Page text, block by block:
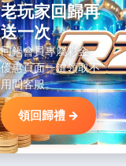
老玩家回歸再
送一次
回鍋會員專屬彩金，
優惠頁面一鍵領取不
用問客服。
領回歸禮 →